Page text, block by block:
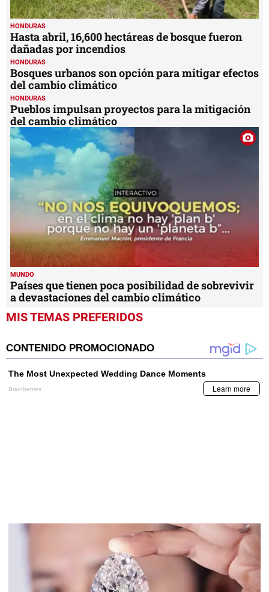
HONDURAS
Hasta abril, 16,600 hectáreas de bosque fueron
dañadas por incendios
HONDURAS
Bosques urbanos son opción para mitigar efectos
del cambio climático
HONDURAS
Pueblos impulsan proyectos para la mitigación
del cambio climático
MUNDO
Países que tienen poca posibilidad de sobrevivir
a devastaciones del cambio climático
MIS TEMAS PREFERIDOS